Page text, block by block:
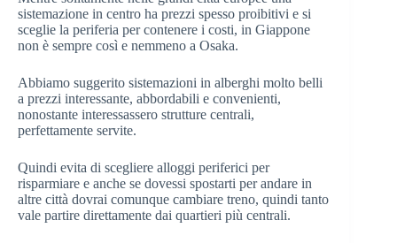
sistemazione in centro ha prezzi spesso proibitivi e si
sceglie la periferia per contenere i costi, in Giappone
non è sempre così e nemmeno a Osaka.
Abbiamo suggerito sistemazioni in alberghi molto belli
a prezzi interessante, abbordabili e convenienti,
nonostante interessassero strutture centrali,
perfettamente servite.
Quindi evita di scegliere alloggi periferici per
risparmiare e anche se dovessi spostarti per andare in
altre città dovrai comunque cambiare treno, quindi tanto
vale partire direttamente dai quartieri più centrali.